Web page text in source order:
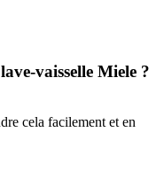
vaisselle Miele ?
cela facilement et en